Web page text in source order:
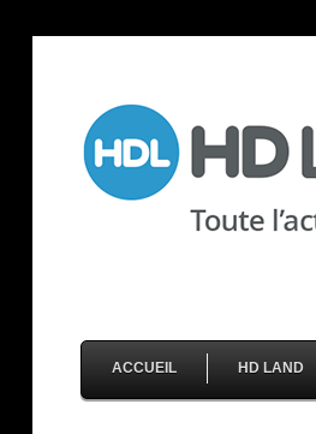
ACCUEIL HD LAND